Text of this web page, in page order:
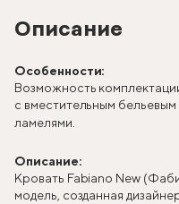
Описание
Особенности:
Возможность
с вместительным
ламелями.
Описание:
Кровать Fabiano New
модель, созданная